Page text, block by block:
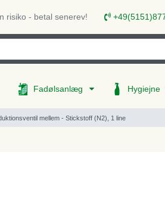
risiko - betal senerev!
Fadølsanlæg Hygiejne
mellem - Stickstoff (N2), 1 line